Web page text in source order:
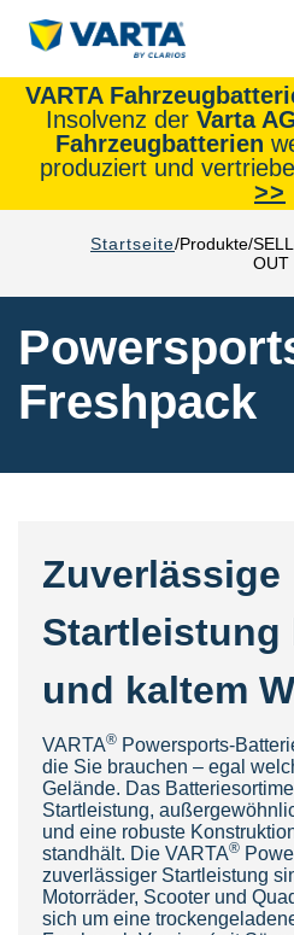
VARTA
Insolvenz der Varta
Fahrzeugbatterien
produziert und
>>
Startseite Produkte
OUT
Freshpack
Zuverlässige
Startleistung
und kaltem
VARTA® Powersports-
die Sie brauchen – egal
Gelände. Das
Startleistung,
und eine robuste
standhält. Die VARTA®
zuverlässiger Startleistung
Motorräder, Scooter und
sich um eine